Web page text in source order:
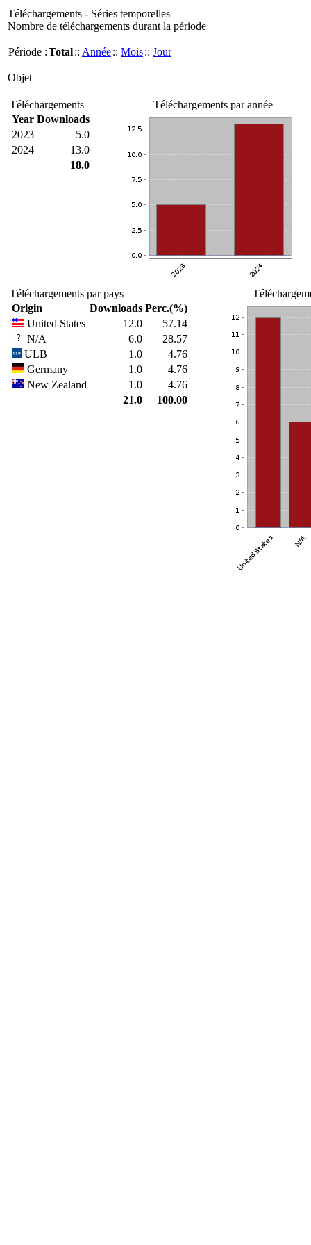
Téléchargements - Séries temporelles
Nombre de téléchargements durant la période
Période :Total:: Année:: Mois:: Jour
Objet
Téléchargements
Year Downloads
2023
5.0
2024
13.0
18.0
Téléchargements par année
Téléchargements par pays
Origin
Downloads Perc.(%)
United States
12.0
57.14
N/A
6.0
28.57
ULB
1.0
4.76
Germany
1.0
4.76
New Zealand
1.0
4.76
21.0
100.00